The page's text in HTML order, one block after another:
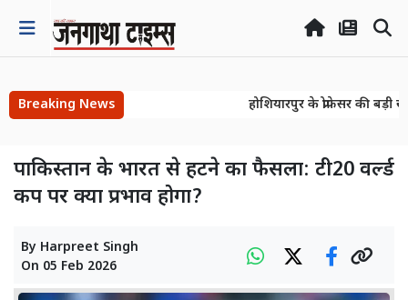
Breaking News
होशियारपुर के प्रोफेसर की बड़ी
पाकिस्तान के भारत से हटने का फैसला: टी20 वर्ल्ड
कप पर क्या प्रभाव होगा?
By Harpreet Singh
On 05 Feb 2026